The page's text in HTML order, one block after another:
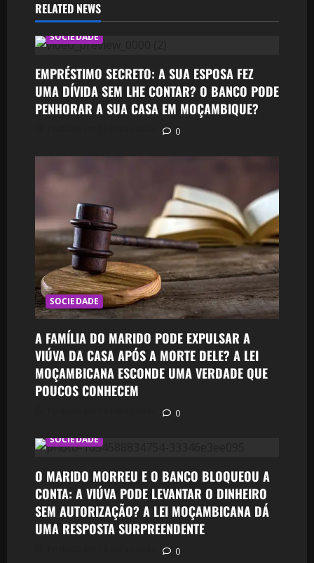
RELATED NEWS
SOCIEDADE
EMPRÉSTIMO SECRETO: A SUA ESPOSA FEZ
UMA DÍVIDA SEM LHE CONTAR? O BANCO PODE
PENHORAR A SUA CASA EM MOÇAMBIQUE?
0
SOCIEDADE
A FAMÍLIA DO MARIDO PODE EXPULSAR A
VIÚVA DA CASA APÓS A MORTE DELE? A LEI
MOÇAMBICANA ESCONDE UMA VERDADE QUE
POUCOS CONHECEM
0
SOCIEDADE
O MARIDO MORREU E O BANCO BLOQUEOU A
CONTA: A VIÚVA PODE LEVANTAR O DINHEIRO
SEM AUTORIZAÇÃO? A LEI MOÇAMBICANA DÁ
UMA RESPOSTA SURPREENDENTE
0